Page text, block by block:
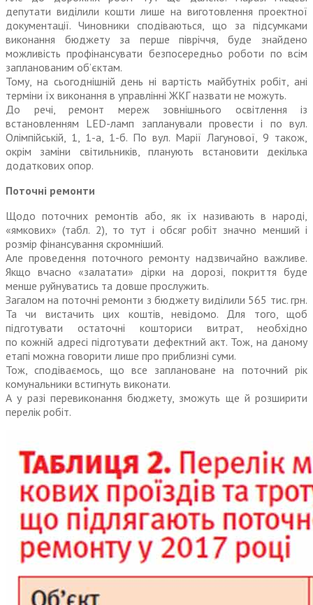
депутати виділили кошти лише на виготовлення проектної
документації. Чиновники сподіваються, що за підсумками
виконання бюджету за перше півріччя, буде знайдено
можливість профінансувати безпосередньо роботи по всім
запланованим об’єктам.
Тому, на сьогоднішній день ні вартість майбутніх робіт, ані
терміни їх виконання в управлінні ЖКГ назвати не можуть.
До речі, ремонт мереж зовнішнього освітлення із
встановленням LED-ламп запланували провести і по вул.
Олімпійській, 1, 1-а, 1-б. По вул. Марії Лагунової, 9 також,
окрім заміни світильників, планують встановити декілька
додаткових опор.
Поточні ремонти
Щодо поточних ремонтів або, як їх називають в народі,
«ямкових» (табл. 2), то тут і обсяг робіт значно менший і
розмір фінансування скромніший.
Але проведення поточного ремонту надзвичайно важливе.
Якщо вчасно «залатати» дірки на дорозі, покриття буде
менше руйнуватись та довше прослужить.
Загалом на поточні ремонти з бюд­жету виділили 565 тис. грн.
Та чи вистачить цих коштів, невідомо. Для того, щоб
підготувати остаточні кошториси витрат, необхідно
по кожній адресі підготувати дефектний акт. Тож, на даному
етапі можна говорити лише про приблизні суми.
Тож, сподіваємось, що все заплановане на поточний рік
комунальники встигнуть виконати.
А у разі перевиконання бюджету, зможуть ще й розширити
перелік робіт.